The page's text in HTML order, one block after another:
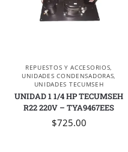
REPUESTOS Y ACCESORIOS,
UNIDADES CONDENSADORAS,
UNIDADES TECUMSEH
UNIDAD 1 1/4 HP TECUMSEH
R22 220V – TYA9467EES
$725.00